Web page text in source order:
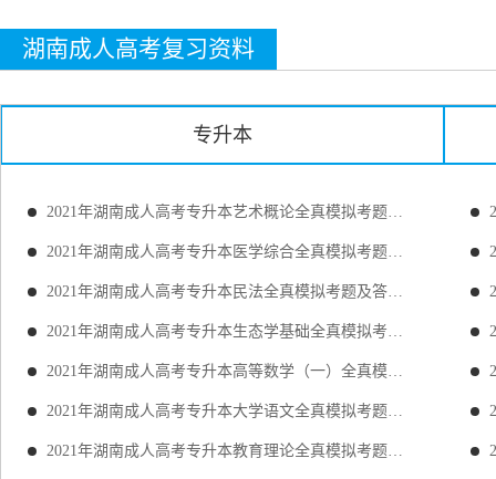
湖南成人高考复习资料
专升本
2021年湖南成人高考专升本艺术概论全真模拟考题及答案详解
2021年湖南成人高考专升本医学综合全真模拟考题及答案详解
2021年湖南成人高考专升本民法全真模拟考题及答案详解
2021年湖南成人高考专升本生态学基础全真模拟考题及答案详解
2021年湖南成人高考专升本高等数学（一）全真模拟考题及答案详解
2021年湖南成人高考专升本大学语文全真模拟考题及答案详解
2021年湖南成人高考专升本教育理论全真模拟考题及答案详解